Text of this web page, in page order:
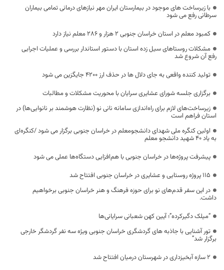
با زیرساخت های موجود در بیمارستان ایران مهر نیازهای درمانی تمامی بیماران
سرطانی رفع می شود
کمبود معلم در استان خراسان جنوبی ۲ هزار و ۲۸۶ معلم نیاز دارد
مشکلات روستاهای سیل زده استان با دستور استاندار بررسی و عملیات اجرایی
رفع آن شروع شد
تولید کننده واقعی به جای دلال ها در حذف ارز 4200 جایگزین می شود
برگزاری جلسه شورای عشایری سرایان با محوریت مشکلات و مطالبات
زیرساخت‌های لازم برای راه‌اندازی سامانه نانی نو (نظارت هوشمند بر نانوایی‌ها) در
استان فراهم است
اولین کنگره ملی شهدای دانشجومعلم در خراسان جنوبی برگزار می شود /کنگره‌ای
به یاد ۴۰ شهید دانشجو معلم
پیشرفت پروژه‌ها در خراسان جنوبی با هم‌افزایی دستگاه‌ها عملی می شود
۱۱۵ پروژه روستایی و عشایری در خراسان جنوبی افتتاح شد
در این سفر قدم‌های نو برای حوزه فرهنگ و هنر خراسان جنوبی برخواهیم
داشت.
“میلک دگیرکرده”؛ آیین کهن شعبانی سرایانی‌ها
تور آشنایی با جاذبه های گردشگری خراسان جنوبی ویژه سه نفر گردشگر خارجی
برگزار شد”
۲ سازه آبخیزداری در شهرستان درمیان افتتاح شد